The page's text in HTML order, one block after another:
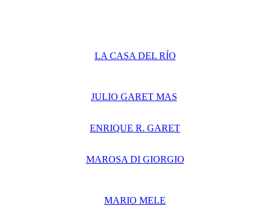
LA CASA DEL RÍO
JULIO GARET MAS
ENRIQUE R. GARET
MAROSA DI GIORGIO
MARIO MELE